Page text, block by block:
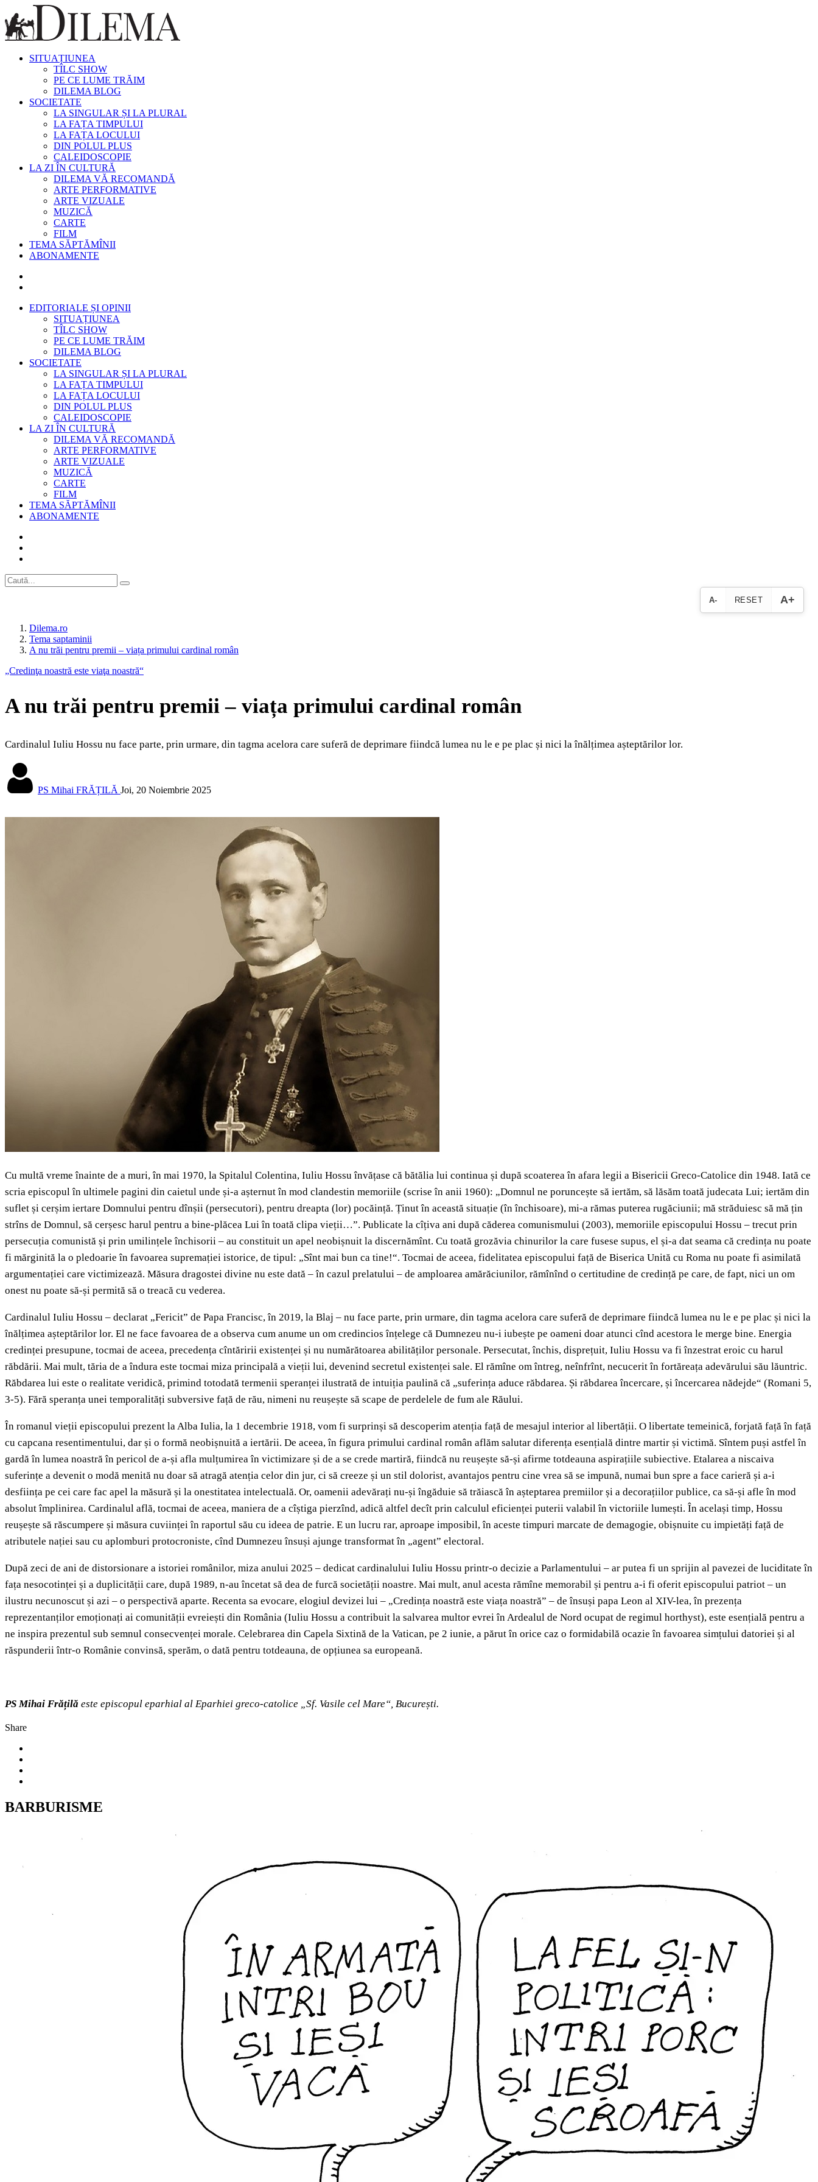
SITUAȚIUNEA
TÎLC SHOW
PE CE LUME TRĂIM
DILEMA BLOG
SOCIETATE
LA SINGULAR ȘI LA PLURAL
LA FAȚA TIMPULUI
LA FAȚA LOCULUI
DIN POLUL PLUS
CALEIDOSCOPIE
LA ZI ÎN CULTURĂ
DILEMA VĂ RECOMANDĂ
ARTE PERFORMATIVE
ARTE VIZUALE
MUZICĂ
CARTE
FILM
TEMA SĂPTĂMÎNII
ABONAMENTE
EDITORIALE ȘI OPINII
SITUAȚIUNEA
TÎLC SHOW
PE CE LUME TRĂIM
DILEMA BLOG
SOCIETATE
LA SINGULAR ȘI LA PLURAL
LA FAȚA TIMPULUI
LA FAȚA LOCULUI
DIN POLUL PLUS
CALEIDOSCOPIE
LA ZI ÎN CULTURĂ
DILEMA VĂ RECOMANDĂ
ARTE PERFORMATIVE
ARTE VIZUALE
MUZICĂ
CARTE
FILM
TEMA SĂPTĂMÎNII
ABONAMENTE
A- RESET A+
Dilema.ro
Tema saptaminii
A nu trăi pentru premii – viața primului cardinal român
„Credinţa noastră este viaţa noastră“
A nu trăi pentru premii – viața primului cardinal român
Cardinalul Iuliu Hossu nu face parte, prin urmare, din tagma acelora care suferă de deprimare fiindcă lumea nu le e pe plac și nici la înălțimea așteptărilor lor.
PS Mihai FRĂȚILĂ Joi, 20 Noiembrie 2025
Cu multă vreme înainte de a muri, în mai 1970, la Spitalul Colentina, Iuliu Hossu învățase că bătălia lui continua și după scoaterea în afara legii a Bisericii Greco-Catolice din 1948. Iată ce
scria episcopul în ultimele pagini din caietul unde și-a așternut în mod clandestin memoriile (scrise în anii 1960): „Domnul ne poruncește să iertăm, să lăsăm toată judecata Lui; iertăm din
suflet și cerșim iertare Domnului pentru dînșii (persecutori), pentru dreapta (lor) pocăință. Ținut în această situație (în închisoare), mi-a rămas puterea rugăciunii; mă străduiesc să mă țin
strîns de Domnul, să cerșesc harul pentru a bine-plăcea Lui în toată clipa vieții…”. Publicate la cîțiva ani după căderea comunismului (2003), memoriile episcopului Hossu – trecut prin
persecuția comunistă și prin umilințele închisorii – au constituit un apel neobișnuit la discernămînt. Cu toată grozăvia chinurilor la care fusese supus, el și-a dat seama că credința nu poate
fi mărginită la o pledoarie în favoarea supremației istorice, de tipul: „Sînt mai bun ca tine!“. Tocmai de aceea, fidelitatea episcopului față de Biserica Unită cu Roma nu poate fi asimilată
argumentației care victimizează. Măsura dragostei divine nu este dată – în cazul prelatului – de amploarea amărăciunilor, rămînînd o certitudine de credință pe care, de fapt, nici un om
onest nu poate să-și permită să o treacă cu vederea.
Cardinalul Iuliu Hossu – declarat „Fericit” de Papa Francisc, în 2019, la Blaj – nu face parte, prin urmare, din tagma acelora care suferă de deprimare fiindcă lumea nu le e pe plac și nici la
înălțimea așteptărilor lor. El ne face favoarea de a observa cum anume un om credincios înțelege că Dumnezeu nu-i iubește pe oameni doar atunci cînd acestora le merge bine. Energia
credinței presupune, tocmai de aceea, precedența cîntăririi existenței și nu numărătoarea abilităților personale. Persecutat, închis, disprețuit, Iuliu Hossu va fi înzestrat eroic cu harul
răbdării. Mai mult, tăria de a îndura este tocmai miza principală a vieții lui, devenind secretul existenței sale. El rămîne om întreg, neînfrînt, necucerit în fortăreața adevărului său lăuntric.
Răbdarea lui este o realitate veridică, primind totodată termenii speranței ilustrată de intuiția paulină că „suferința aduce răbdarea. Și răbdarea încercare, și încercarea nădejde“ (Romani 5,
3-5). Fără speranța unei temporalități subversive față de rău, nimeni nu reușește să scape de perdelele de fum ale Răului.
În romanul vieții episcopului prezent la Alba Iulia, la 1 decembrie 1918, vom fi surprinși să descoperim atenția față de mesajul interior al libertății. O libertate temeinică, forjată față în față
cu capcana resentimentului, dar și o formă neobișnuită a iertării. De aceea, în figura primului cardinal român aflăm salutar diferența esențială dintre martir și victimă. Sîntem puși astfel în
gardă în lumea noastră în pericol de a-și afla mulțumirea în victimizare și de a se crede martiră, fiindcă nu reușește să-și afirme totdeauna aspirațiile subiective. Etalarea a niscaiva
suferințe a devenit o modă menită nu doar să atragă atenția celor din jur, ci să creeze și un stil dolorist, avantajos pentru cine vrea să se impună, numai bun spre a face carieră și a-i
desființa pe cei care fac apel la măsură și la onestitatea intelectuală. Or, oamenii adevărați nu-și îngăduie să trăiască în așteptarea premiilor și a decorațiilor publice, ca să-și afle în mod
absolut împlinirea. Cardinalul află, tocmai de aceea, maniera de a cîștiga pierzînd, adică altfel decît prin calculul eficienței puterii valabil în victoriile lumești. În același timp, Hossu
reușește să răscumpere și măsura cuviinței în raportul său cu ideea de patrie. E un lucru rar, aproape imposibil, în aceste timpuri marcate de demagogie, obișnuite cu impietăți față de
atributele nației sau cu aplomburi protocroniste, cînd Dumnezeu însuși ajunge transformat în „agent” electoral.
După zeci de ani de distorsionare a istoriei românilor, miza anului 2025 – dedicat cardinalului Iuliu Hossu printr-o decizie a Parlamentului – ar putea fi un sprijin al pavezei de luciditate în
fața nesocotinței și a duplicității care, după 1989, n-au încetat să dea de furcă societății noastre. Mai mult, anul acesta rămîne memorabil și pentru a-i fi oferit episcopului patriot – un
ilustru necunoscut și azi – o perspectivă aparte. Recenta sa evocare, elogiul devizei lui – „Credința noastră este viața noastră” – de însuși papa Leon al XIV-lea, în prezența
reprezentanților emoționați ai comunității evreiești din România (Iuliu Hossu a contribuit la salvarea multor evrei în Ardealul de Nord ocupat de regimul horthyst), este esențială pentru a
ne inspira prezentul sub semnul consecvenței morale. Celebrarea din Capela Sixtină de la Vatican, pe 2 iunie, a părut în orice caz o formidabilă ocazie în favoarea simțului datoriei și al
răspunderii într-o Românie convinsă, sperăm, o dată pentru totdeauna, de opțiunea sa europeană.
PS Mihai Frățilă este episcopul eparhial al Eparhiei greco-catolice „Sf. Vasile cel Mare“, București.
Share
BARBURISME